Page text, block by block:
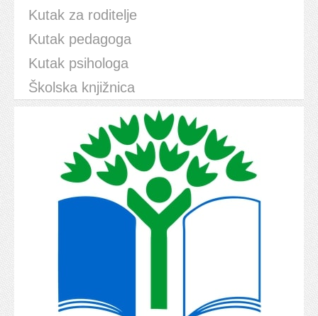
Kutak za roditelje
Kutak pedagoga
Kutak psihologa
Školska knjižnica